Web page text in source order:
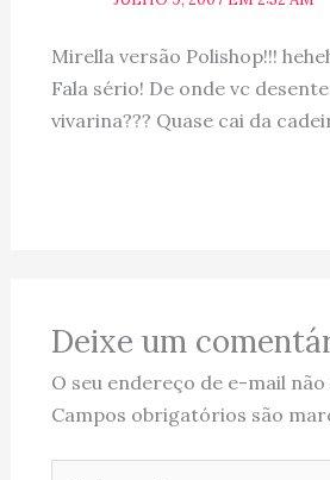
Mirella versão Polishop!!!
Fala sério! De onde vc
vivarina??? Quase cai da
Deixe um
O seu endereço de e-mail
Campos obrigatórios são